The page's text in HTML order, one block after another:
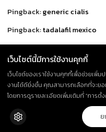
Pingback:generic cialis
Pingback:tadalafil mexico
Pingback:buy generic cialis
Pingback:what is prednisone
Pingback: cost of
Pingback:
Pingback:
steroid side
เว็บไซต์นี้มีการใช้งานคุกกี้
เว็บไซต์ของเราใช้งานคุกกี้เพื่อช่วยเพิ่
งานได้ดียิ่งขึ้น คุณสามารถเลือกที่จะย
โดยการดูรายละเอียดเพิ่มเติมที่ “การตั้
ย